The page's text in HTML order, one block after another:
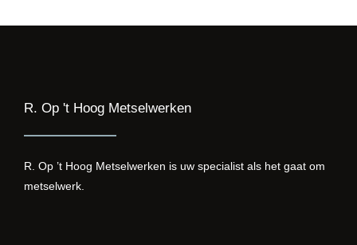
R. Op 't Hoog Metselwerken
R. Op ’t Hoog Metselwerken is uw specialist als het gaat om
metselwerk.